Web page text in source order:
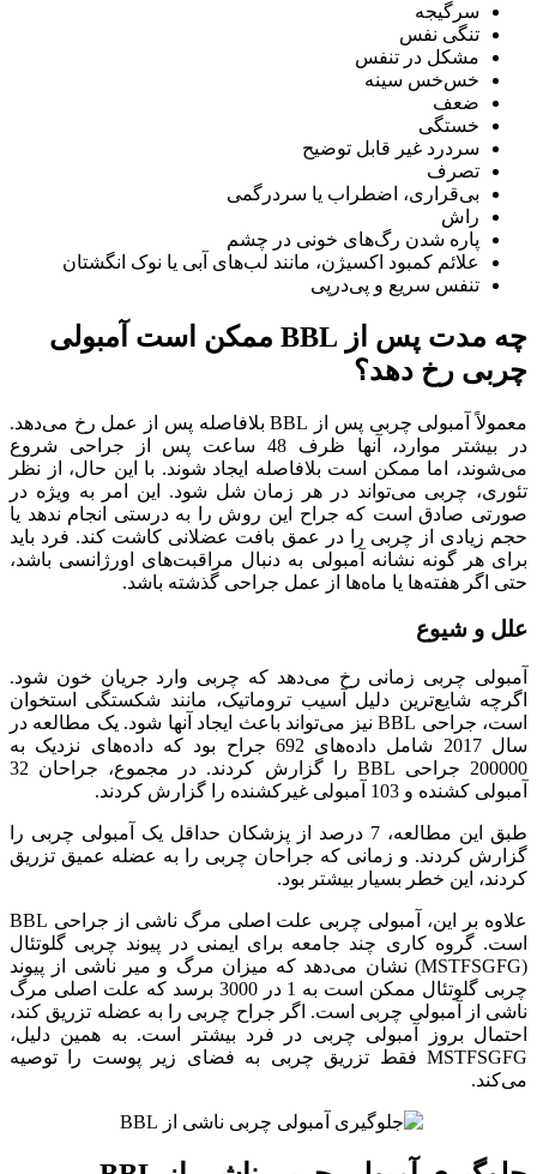
سرگیجه
تنگی نفس
مشکل در تنفس
خس‌خس سینه
ضعف
خستگی
سردرد غیر قابل توضیح
تصرف
بی‌قراری، اضطراب یا سردرگمی
راش
پاره شدن رگ‌های خونی در چشم
علائم کمبود اکسیژن، مانند لب‌های آبی یا نوک انگشتان
تنفس سریع و پی‌درپی
چه مدت پس از BBL ممکن است آمبولی
چربی رخ دهد؟
معمولاً آمبولی چربی پس از BBL بلافاصله پس از عمل رخ می‌دهد.
در بیشتر موارد، آنها ظرف 48 ساعت پس از جراحی شروع
می‌شوند، اما ممکن است بلافاصله ایجاد شوند. با این حال، از نظر
تئوری، چربی می‌تواند در هر زمان شل شود. این امر به ویژه در
صورتی صادق است که جراح این روش را به درستی انجام ندهد یا
حجم زیادی از چربی را در عمق بافت عضلانی کاشت کند. فرد باید
برای هر گونه نشانه آمبولی به دنبال مراقبت‌های اورژانسی باشد،
حتی اگر هفته‌ها یا ماه‌ها از عمل جراحی گذشته باشد.
علل و شیوع
آمبولی چربی زمانی رخ می‌دهد که چربی وارد جریان خون شود.
اگرچه شایع‌ترین دلیل آسیب تروماتیک، مانند شکستگی استخوان
است، جراحی BBL نیز می‌تواند باعث ایجاد آنها شود. یک مطالعه در
سال 2017 شامل داده‌های 692 جراح بود که داده‌های نزدیک به
200000 جراحی BBL را گزارش کردند. در مجموع، جراحان 32
آمبولی کشنده و 103 آمبولی غیرکشنده را گزارش کردند.
طبق این مطالعه، 7 درصد از پزشکان حداقل یک آمبولی چربی را
گزارش کردند. و زمانی که جراحان چربی را به عضله عمیق تزریق
کردند، این خطر بسیار بیشتر بود.
علاوه بر این، آمبولی چربی علت اصلی مرگ ناشی از جراحی BBL
است. گروه کاری چند جامعه برای ایمنی در پیوند چربی گلوتئال
(MSTFSGFG) نشان می‌دهد که میزان مرگ و میر ناشی از پیوند
چربی گلوتئال ممکن است به 1 در 3000 برسد که علت اصلی مرگ
ناشی از آمبولی چربی است. اگر جراح چربی را به عضله تزریق کند،
احتمال بروز آمبولی چربی در فرد بیشتر است. به همین دلیل،
MSTFSGFG فقط تزریق چربی به فضای زیر پوست را توصیه
می‌کند.